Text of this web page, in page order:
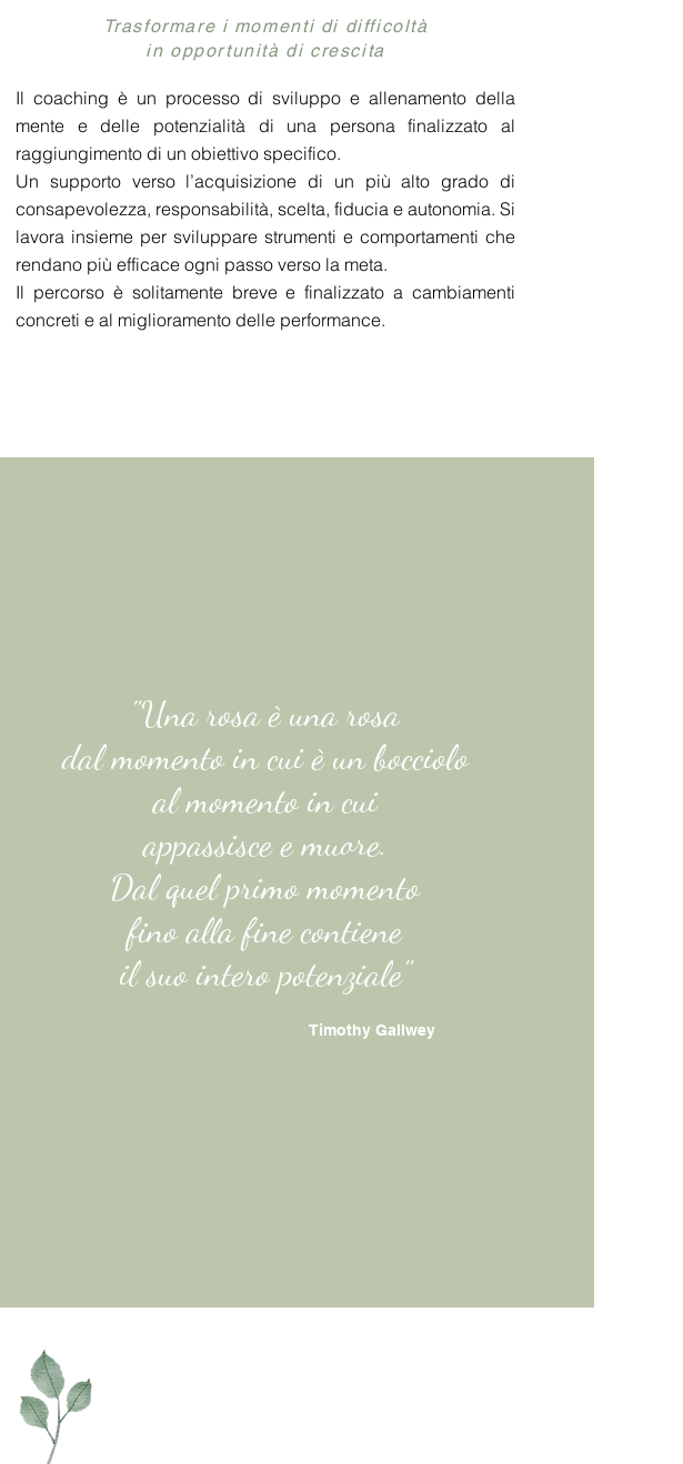
Trasformare i momenti di difficoltà
in opportunità di crescita
Il coaching è un processo di sviluppo e allenamento della
mente e delle potenzialità di una persona finalizzato al
raggiungimento di un obiettivo specifico.
Un supporto verso l’acquisizione di un più alto grado di
consapevolezza, responsabilità, scelta, fiducia e autonomia. Si
lavora insieme per sviluppare strumenti e comportamenti che
rendano più efficace ogni passo verso la meta.
Il percorso è solitamente breve e finalizzato a cambiamenti
concreti e al miglioramento delle performance.
"Una rosa è una rosa
dal momento in cui è un bocciolo
al momento in cui
appassisce e muore.
Dal quel primo momento
fino alla fine contiene
il suo intero potenziale"
Timothy Gallwey